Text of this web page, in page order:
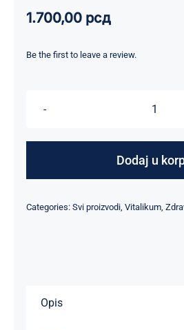
1.700,00 рсд
Be the first to leave a review.
200
Dodaj u
Categories: Svi proizvodi, Vitalikum,
Opis